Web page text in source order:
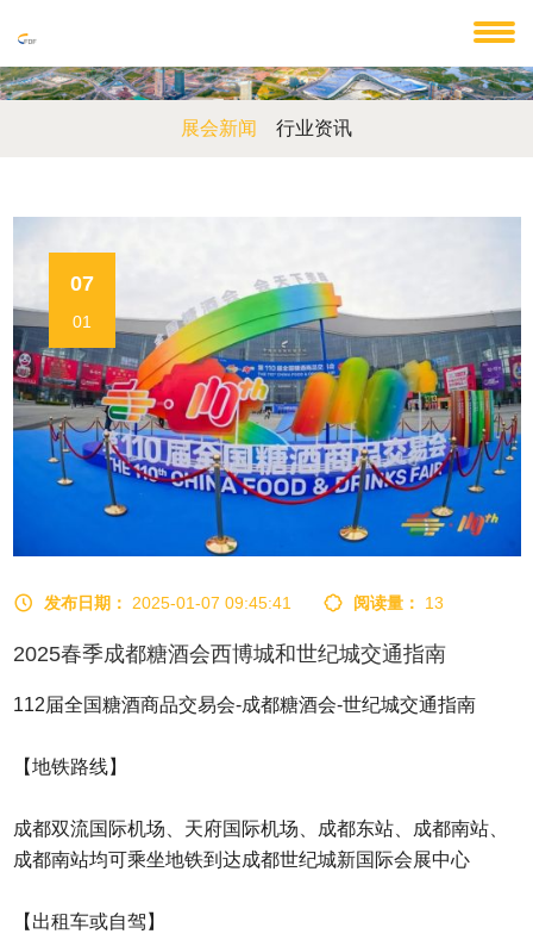
展会新闻 行业资讯
07
01
发布日期： 2025-01-07 09:45:41 阅读量： 13
2025春季成都糖酒会西博城和世纪城交通指南
112届全国糖酒商品交易会-成都糖酒会-世纪城交通指南
【地铁路线】
成都双流国际机场、天府国际机场、成都东站、成都南站、
成都南站均可乘坐地铁到达成都世纪城新国际会展中心
【出租车或自驾】